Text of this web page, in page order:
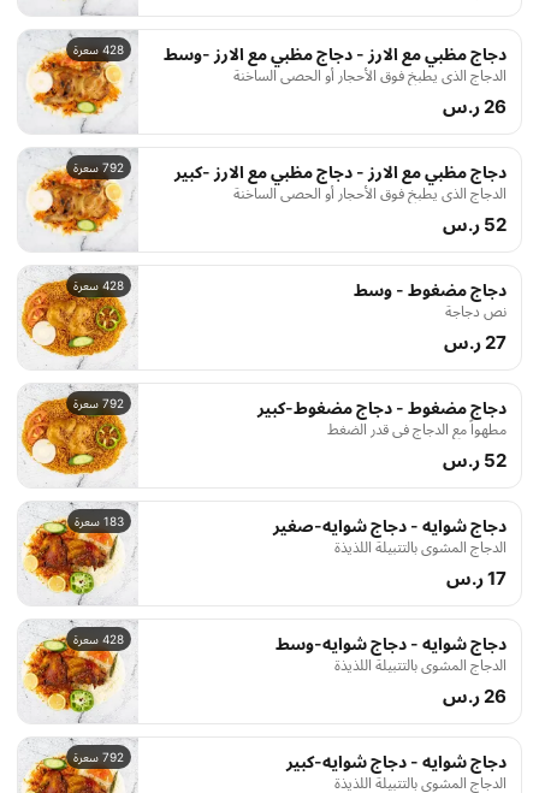
428 سعرة دجاج مظبي مع الارز - دجاج مظبي مع الارز -وسط
الدجاج الذي يطبخ فوق الأحجار أو الحصى الساخنة
26 ر.س
792 سعرة دجاج مظبي مع الارز - دجاج مظبي مع الارز -كبير
الدجاج الذي يطبخ فوق الأحجار أو الحصى الساخنة
52 ر.س
428 سعرة دجاج مضغوط - وسط
نص دجاجة
27 ر.س
792 سعرة دجاج مضغوط - دجاج مضغوط-كبير
مطهواً مع الدجاج في قدر الضغط
52 ر.س
183 سعرة دجاج شوايه - دجاج شوايه-صغير
الدجاج المشوي بالتتبيلة اللذيذة
17 ر.س
428 سعرة دجاج شوايه - دجاج شوايه-وسط
الدجاج المشوي بالتتبيلة اللذيذة
26 ر.س
792 سعرة دجاج شوايه - دجاج شوايه-كبير
الدجاج المشوي بالتتبيلة اللذيذة